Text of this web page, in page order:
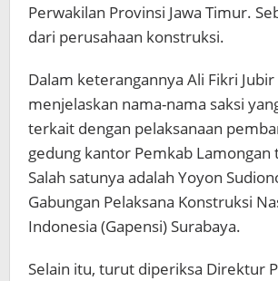
Perwakilan Provinsi Jawa Timur.
dari perusahaan konstruksi.
Dalam keterangannya Ali Fikri Jubir
menjelaskan nama-nama saksi
terkait dengan pelaksanaan
gedung kantor Pemkab Lamongan
Salah satunya adalah Yoyon
Gabungan Pelaksana Konstruksi
Indonesia (Gapensi) Surabaya.
Selain itu, turut diperiksa Direktur